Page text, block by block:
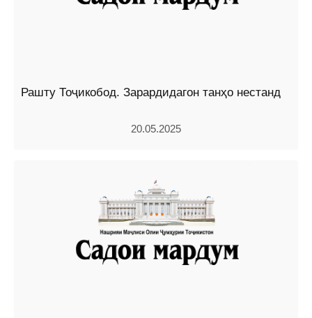
Рашту Тоҷикобод. Зарардидагон танҳо нестанд
20.05.2025